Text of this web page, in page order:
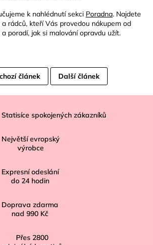
k nahlédnutí sekci Poradna. Najdete
rádců, kteří Vás provedou nákupem od
poradí, jak si malování opravdu užít.
článek Další článek
Statisíce spokojených zákazníků
Největší evropský
výrobce
Expresní odeslání
do 24 hodin
Doprava zdarma
nad 990 Kč
Přes 2800